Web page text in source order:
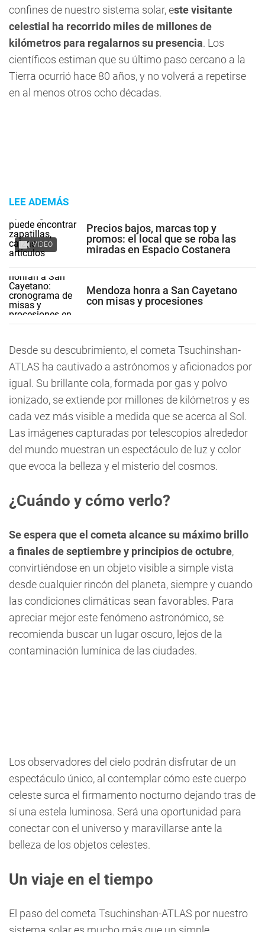
confines de nuestro sistema solar, este visitante
celestial ha recorrido miles de millones de
kilómetros para regalarnos su presencia. Los
científicos estiman que su último paso cercano a la
Tierra ocurrió hace 80 años, y no volverá a repetirse
en al menos otros ocho décadas.
LEE ADEMÁS
VIDEO
Precios bajos, marcas top y
promos: el local que se roba las
miradas en Espacio Costanera
Mendoza honra a San Cayetano
con misas y procesiones
Desde su descubrimiento, el cometa Tsuchinshan-
ATLAS ha cautivado a astrónomos y aficionados por
igual. Su brillante cola, formada por gas y polvo
ionizado, se extiende por millones de kilómetros y es
cada vez más visible a medida que se acerca al Sol.
Las imágenes capturadas por telescopios alrededor
del mundo muestran un espectáculo de luz y color
que evoca la belleza y el misterio del cosmos.
¿Cuándo y cómo verlo?
Se espera que el cometa alcance su máximo brillo
a finales de septiembre y principios de octubre,
convirtiéndose en un objeto visible a simple vista
desde cualquier rincón del planeta, siempre y cuando
las condiciones climáticas sean favorables. Para
apreciar mejor este fenómeno astronómico, se
recomienda buscar un lugar oscuro, lejos de la
contaminación lumínica de las ciudades.
Los observadores del cielo podrán disfrutar de un
espectáculo único, al contemplar cómo este cuerpo
celeste surca el firmamento nocturno dejando tras de
sí una estela luminosa. Será una oportunidad para
conectar con el universo y maravillarse ante la
belleza de los objetos celestes.
Un viaje en el tiempo
El paso del cometa Tsuchinshan-ATLAS por nuestro